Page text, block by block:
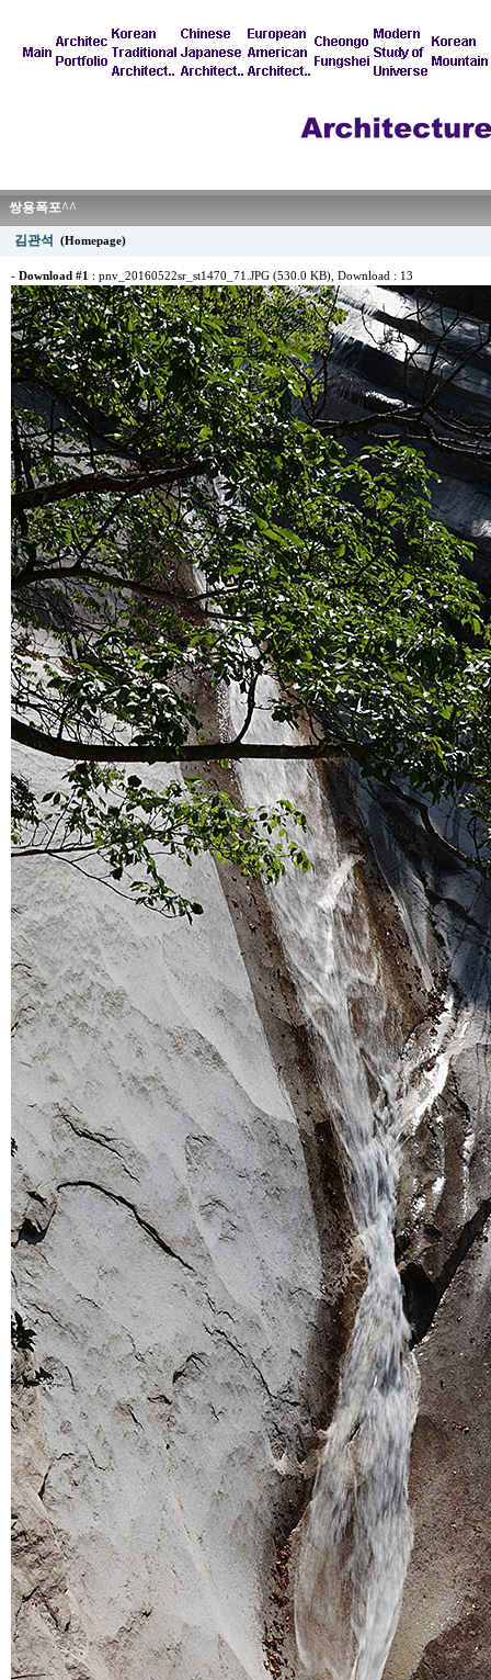
쌍용폭포^^
김관석 (Homepage)
- Download #1 : pnv_20160522sr_st1470_71.JPG (530.0 KB) , Download : 13